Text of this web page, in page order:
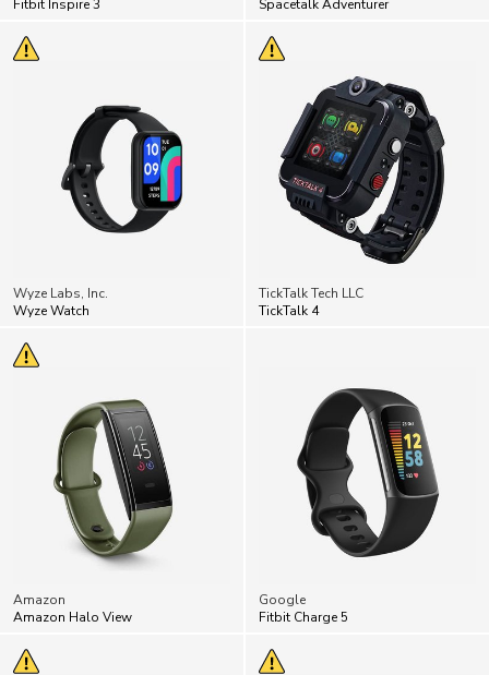
Fitbit Inspire 3 Spacetalk Adventurer
Wyze Labs, Inc.
Wyze Watch
TickTalk Tech LLC
TickTalk 4
Amazon
Amazon Halo View
Google
Fitbit Charge 5